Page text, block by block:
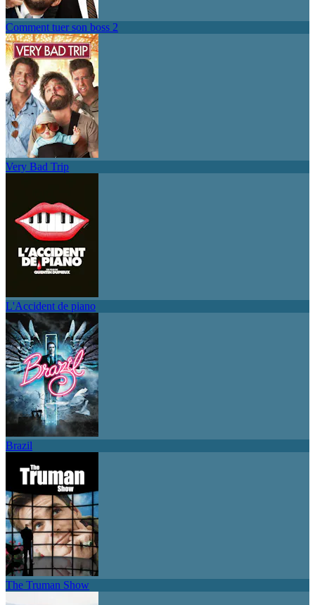
Comment tuer son boss 2
Very Bad Trip
L'Accident de piano
Brazil
The Truman Show